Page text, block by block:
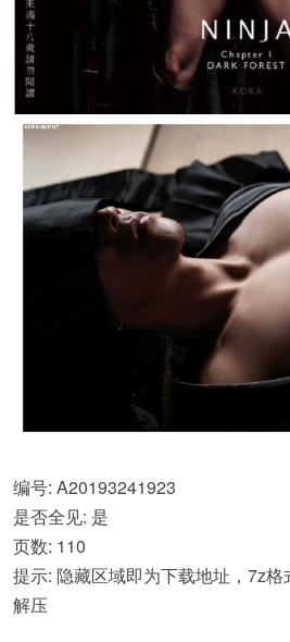
编号: A20193241923
是否全见: 是
页数: 110
提示: 隐藏区域即为下载地址，7z
解压